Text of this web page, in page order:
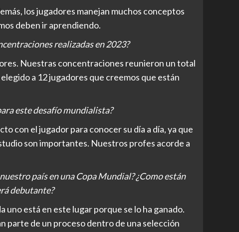
los jugadores manejan muchos conceptos
deben ir aprendiendo.
realizadas en 2023?
Nuestras concentraciones reunieron un total
a 12 jugadores que creemos que están
este desafío mundialista?
con el jugador para conocer su día a día, ya que
son importantes. Nuestros profes acorde a
país en una Copa Mundial? ¿Como están
debutante?
uno está en este lugar porque se lo ha ganado.
parte de un proceso dentro de una selección